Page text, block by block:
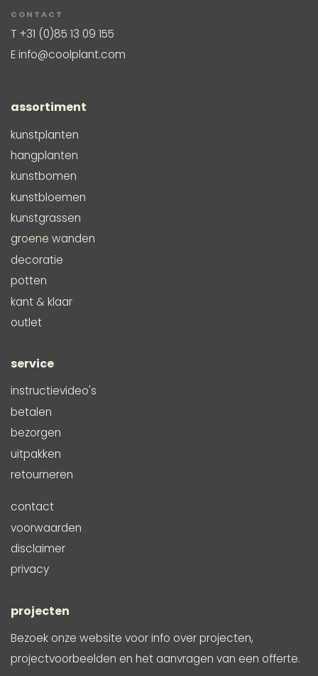
CONTACT
T +31 (0)85 13 09 155
Einfo@coolplant.com
assortiment
kunstplanten
hangplanten
kunstbomen
kunstbloemen
kunstgrassen
groene wanden
decoratie
potten
kant & klaar
outlet
service
instructievideo's
betalen
bezorgen
uitpakken
retourneren
contact
voorwaarden
disclaimer
privacy
projecten
Bezoek onze website voor info over projecten,
projectvoorbeelden en het aanvragen van een offerte.